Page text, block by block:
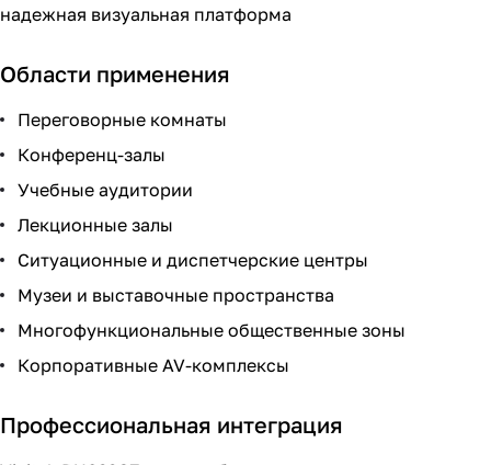
надежная визуальная платформа
Области применения
Переговорные комнаты
Конференц-залы
Учебные аудитории
Лекционные залы
Ситуационные и диспетчерские центры
Музеи и выставочные пространства
Многофункциональные общественные зоны
Корпоративные AV-комплексы
Профессиональная интеграция